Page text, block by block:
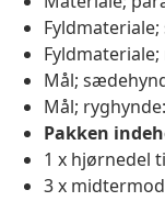
Mål;
Mål;
Pakken
1 x hjørnedel
3 x